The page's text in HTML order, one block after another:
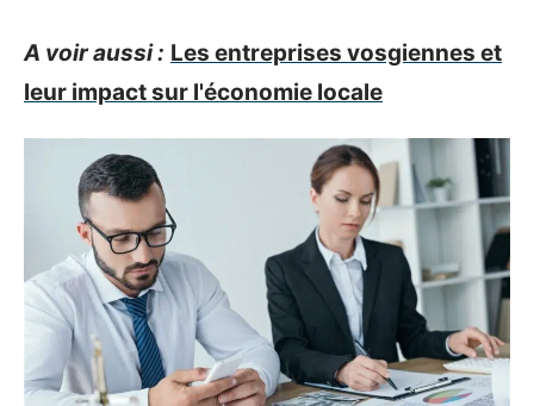
A voir aussi : Les entreprises vosgiennes et
leur impact sur l'économie locale